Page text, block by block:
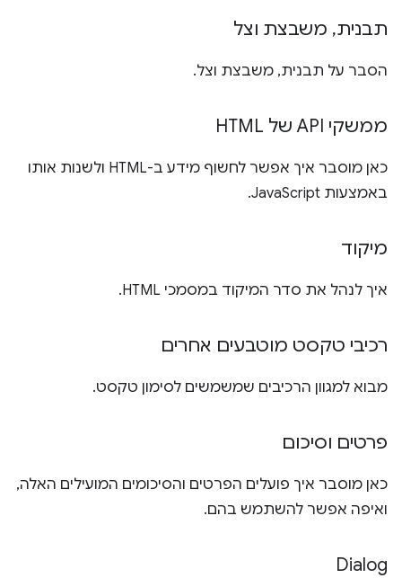
תבנית, משבצת וצל
הסבר על תבנית, משבצת וצל.
ממשקי API של HTML
כאן מוסבר איך אפשר לחשוף מידע ב-HTML ולשנות אותו
באמצעות JavaScript.
מיקוד
איך לנהל את סדר המיקוד במסמכי HTML.
רכיבי טקסט מוטבעים אחרים
מבוא למגוון הרכיבים שמשמשים לסימון טקסט.
פרטים וסיכום
כאן מוסבר איך פועלים הפרטים והסיכומים המועילים האלה,
ואיפה אפשר להשתמש בהם.
Dialog